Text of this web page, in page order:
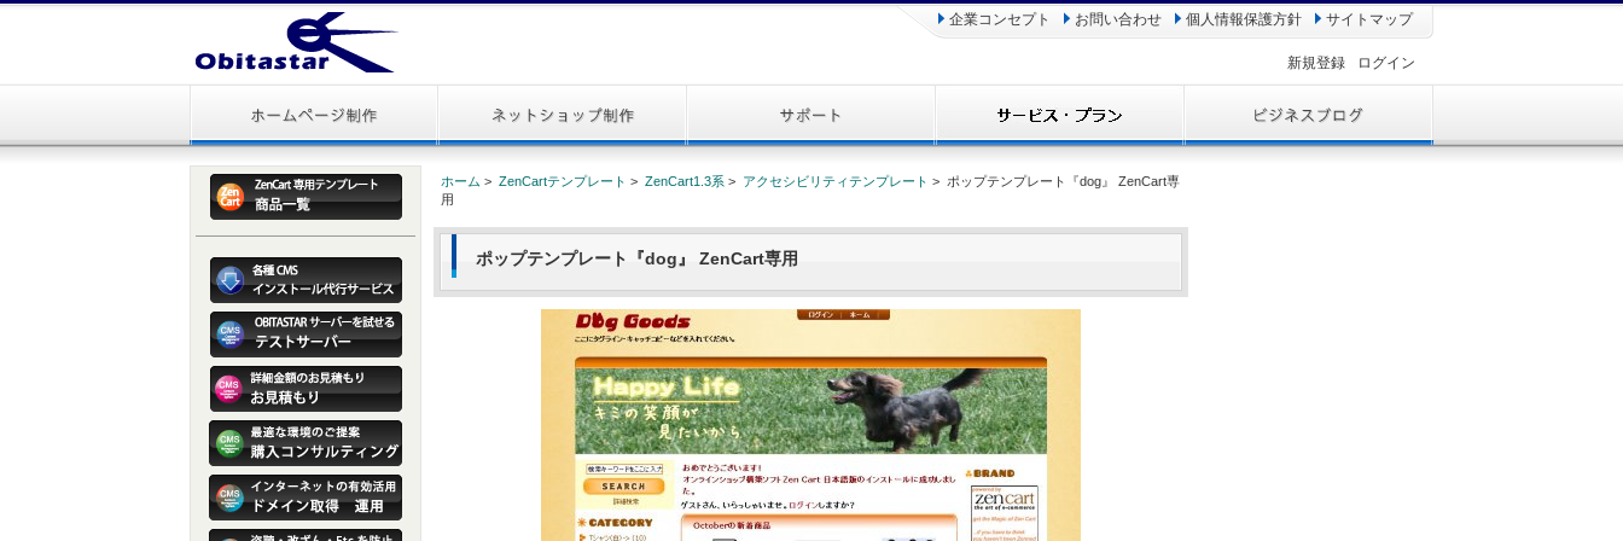
企業コンセプト お問い合わせ 個人情報保護方針 サイトマップ
新規登録 ログイン
ホーム > ZenCartテンプレート > ZenCart1.3系 > アクセシビリティテンプレート > ポップテンプレート『dog』 ZenCart専
用
ポップテンプレート『dog』 ZenCart専用